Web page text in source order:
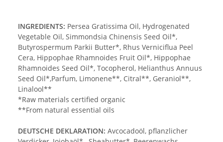
INGREDIENTS: Persea Gratissima Oil, Hydrogenated
Vegetable Oil, Simmondsia Chinensis Seed Oil*,
Butyrospermum Parkii Butter*, Rhus Verniciflua Peel
Cera, Hippophae Rhamnoides Fruit Oil*, Hippophae
Rhamnoides Seed Oil*, Tocopherol, Helianthus Annuus
Seed Oil*,Parfum, Limonene**, Citral**, Geraniol**,
Linalool**
*Raw materials certified organic
**From natural essential oils
DEUTSCHE DEKLARATION: Avcocadoöl, pflanzlicher